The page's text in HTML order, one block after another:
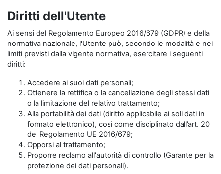
Diritti dell'Utente
Ai sensi del Regolamento Europeo 2016/679 (GDPR) e della
normativa nazionale, l'Utente può, secondo le modalità e nei
limiti previsti dalla vigente normativa, esercitare i seguenti
diritti:
Accedere ai suoi dati personali;
Ottenere la rettifica o la cancellazione degli stessi dati
o la limitazione del relativo trattamento;
Alla portabilità dei dati (diritto applicabile ai soli dati in
formato elettronico), così come disciplinato dall’art. 20
del Regolamento UE 2016/679;
Opporsi al trattamento;
Proporre reclamo all'autorità di controllo (Garante per la
protezione dei dati personali).